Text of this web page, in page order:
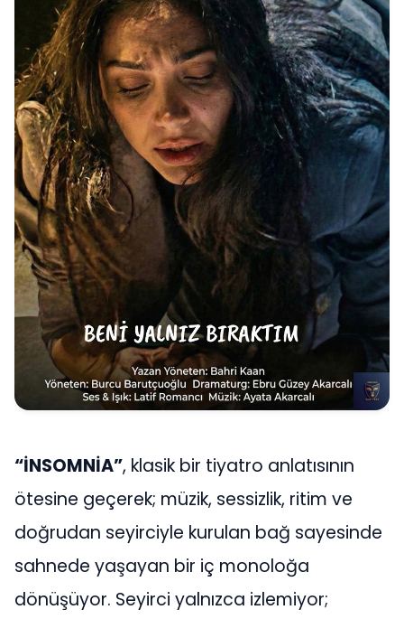
“İNSOMNİA”, klasik bir tiyatro anlatısının
ötesine geçerek; müzik, sessizlik, ritim ve
doğrudan seyirciyle kurulan bağ sayesinde
sahnede yaşayan bir iç monoloğa
dönüşüyor. Seyirci yalnızca izlemiyor;